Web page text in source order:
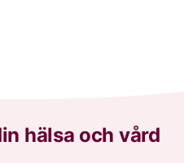
hälsa och vård